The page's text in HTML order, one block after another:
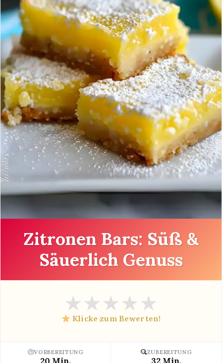
Zitronen Bars: Süß &
Säuerlich Genuss
★★★★★
Klicke zum Bewerten!
VORBEREITUNG ZUBEREITUNG